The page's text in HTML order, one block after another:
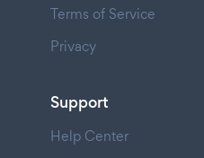
Terms of Service
Privacy
Support
Help Center